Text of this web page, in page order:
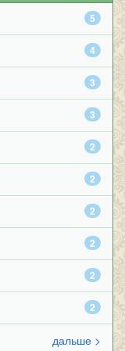
5
4
3
3
2
2
2
2
2
2
дальше >